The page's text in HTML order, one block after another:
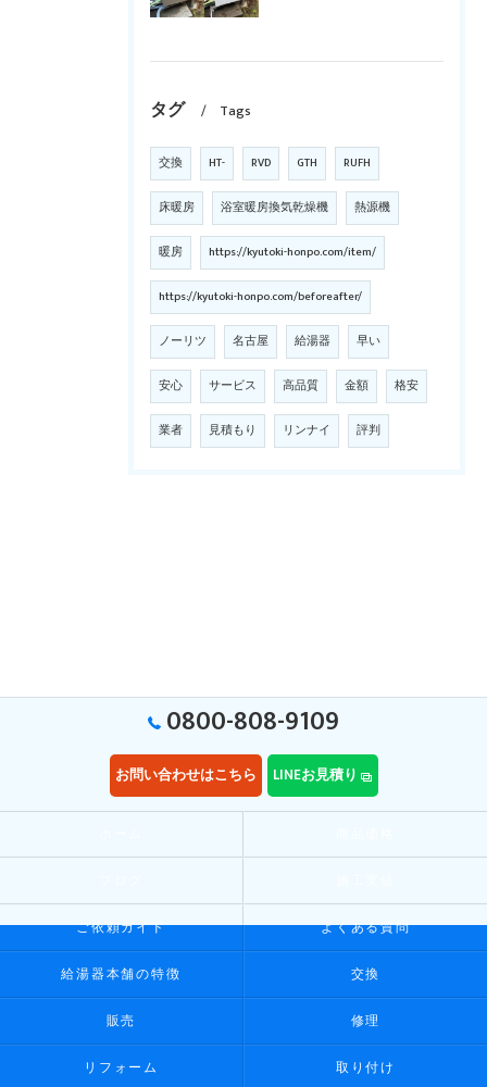
タグ Tags
交換 HT- RVD GTH RUFH
床暖房 浴室暖房換気乾燥機 熱源機
暖房 https://kyutoki-honpo.com/item/
https://kyutoki-honpo.com/beforeafter/
ノーリツ 名古屋 給湯器 早い
安心 サービス 高品質 金額 格安
業者 見積もり リンナイ 評判
0800-808-9109
お問い合わせはこちら LINEお見積り
ご依頼ガイド よくある質問
給湯器本舗の特徴 交換
販売 修理
リフォーム 取り付け